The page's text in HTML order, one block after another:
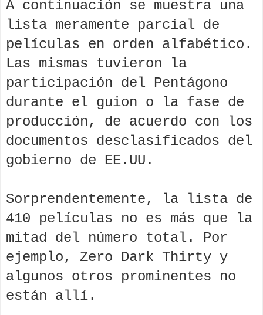
A continuación se muestra una
lista meramente parcial de
películas en orden alfabético.
Las mismas tuvieron la
participación del Pentágono
durante el guion o la fase de
producción, de acuerdo con los
documentos desclasificados del
gobierno de EE.UU.
Sorprendentemente, la lista de
410 películas no es más que la
mitad del número total. Por
ejemplo, Zero Dark Thirty y
algunos otros prominentes no
están allí.